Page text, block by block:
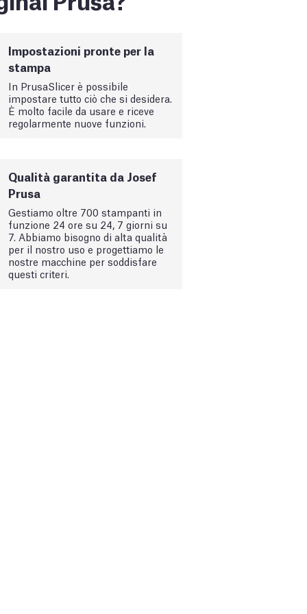
Impostazioni pronte per la
stampa
In PrusaSlicer è possibile
impostare tutto ciò che si desidera.
È molto facile da usare e riceve
regolarmente nuove funzioni.
Qualità garantita da Josef
Prusa
Gestiamo oltre 700 stampanti in
funzione 24 ore su 24, 7 giorni su
7. Abbiamo bisogno di alta qualità
per il nostro uso e progettiamo le
nostre macchine per soddisfare
questi criteri.